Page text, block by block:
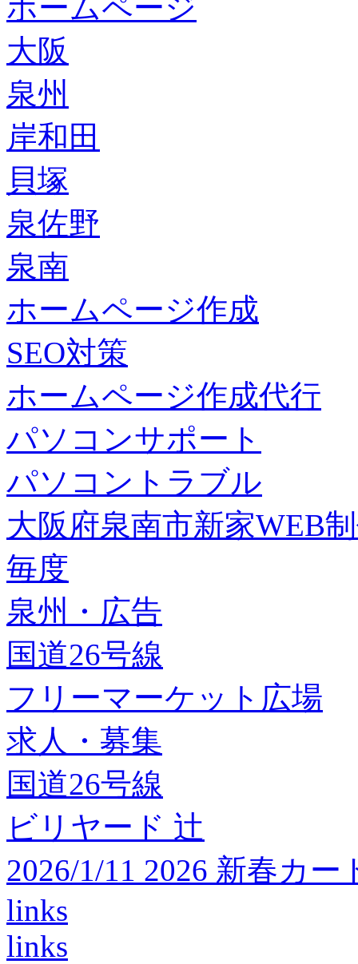
ホームページ
大阪
泉州
岸和田
貝塚
泉佐野
泉南
ホームページ作成
SEO対策
ホームページ作成代行
パソコンサポート
パソコントラブル
大阪府泉南市新家WEB
毎度
泉州・広告
国道26号線
フリーマーケット広場
求人・募集
国道26号線
ビリヤード 辻
2026/1/11 2026 新春カ
links
links